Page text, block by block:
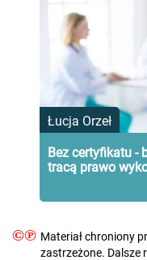
Łucja Orzeł
Bez certyfikatu -
tracą prawo
©℗ Materiał chroniony
zastrzeżone. Dalsze